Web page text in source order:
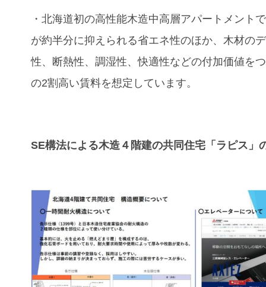
・北海道初の高性能木造中高層アパートメント
が約半分に抑えられる省エネ性のほか、木材の
性、断熱性、調湿性、快適性などの付加価値を
の2割高い賃料を想定しています。
SE構法による木造４階建の共同住宅「ラピス」